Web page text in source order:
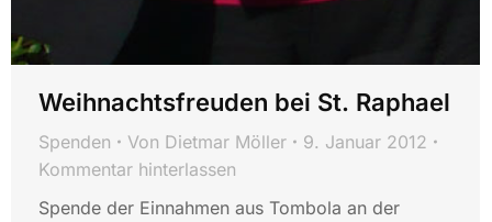
Weihnachtsfreuden bei St. Raphael
Spenden Von Dietmar Möller
9. Januar 2012
Kommentar hinterlassen
Spende der Einnahmen aus Tombola an der